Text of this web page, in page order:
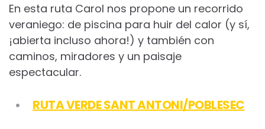
En esta ruta Carol nos propone un recorrido
veraniego: de piscina para huir del calor (y sí,
¡abierta incluso ahora!) y también con
caminos, miradores y un paisaje
espectacular.
RUTA VERDE SANT ANTONI/POBLESEC